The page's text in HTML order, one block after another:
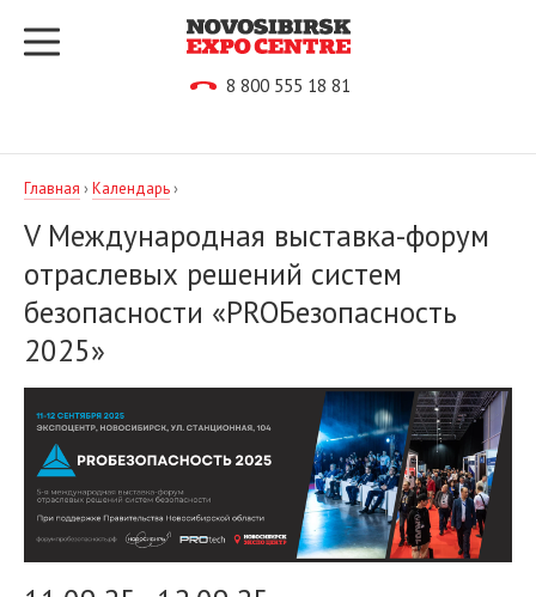
8 800 555 18 81
Главная ›Календарь›
V Международная выставка-форум
отраслевых решений систем
безопасности «PROБезопасность
2025»